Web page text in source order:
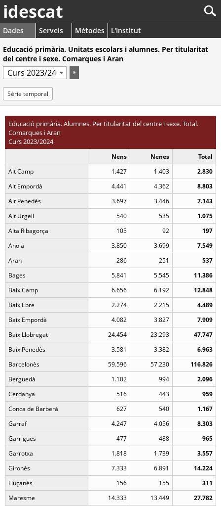
idescat
Dades Serveis Mètodes
L'Institut
Educació primària. Unitats escolars i alumnes. Per titularitat
del centre i sexe. Comarques i Aran
Sèrie temporal
Educació primària. Alumnes. Per titularitat del centre i sexe. Total.
Comarques i Aran
Curs 2023/2024
Nens Nenes
Total
Alt Camp
1.427 1.403
2.830
Alt Empordà
4.441 4.362
8.803
Alt Penedès
3.697 3.446
7.143
Alt Urgell
540 535
1.075
Alta Ribagorça
105 92
197
Anoia
3.850 3.699
7.549
Aran
286 251
537
Bages
5.841 5.545
11.386
Baix Camp
6.656 6.192
12.848
Baix Ebre
2.274 2.215
4.489
Baix Empordà
4.082 3.827
7.909
Baix Llobregat
24.454 23.293
47.747
Baix Penedès
3.581 3.382
6.963
Barcelonès
59.596 57.230
116.826
Berguedà
1.102 994
2.096
Cerdanya
516 443
959
Conca de Barberà
627 540
1.167
Garraf
4.247 4.056
8.303
Garrigues
477 488
965
Garrotxa
1.818 1.739
3.557
Gironès
7.333 6.891
14.224
Lluçanès
156 155
311
Maresme
14.333 13.449
27.782